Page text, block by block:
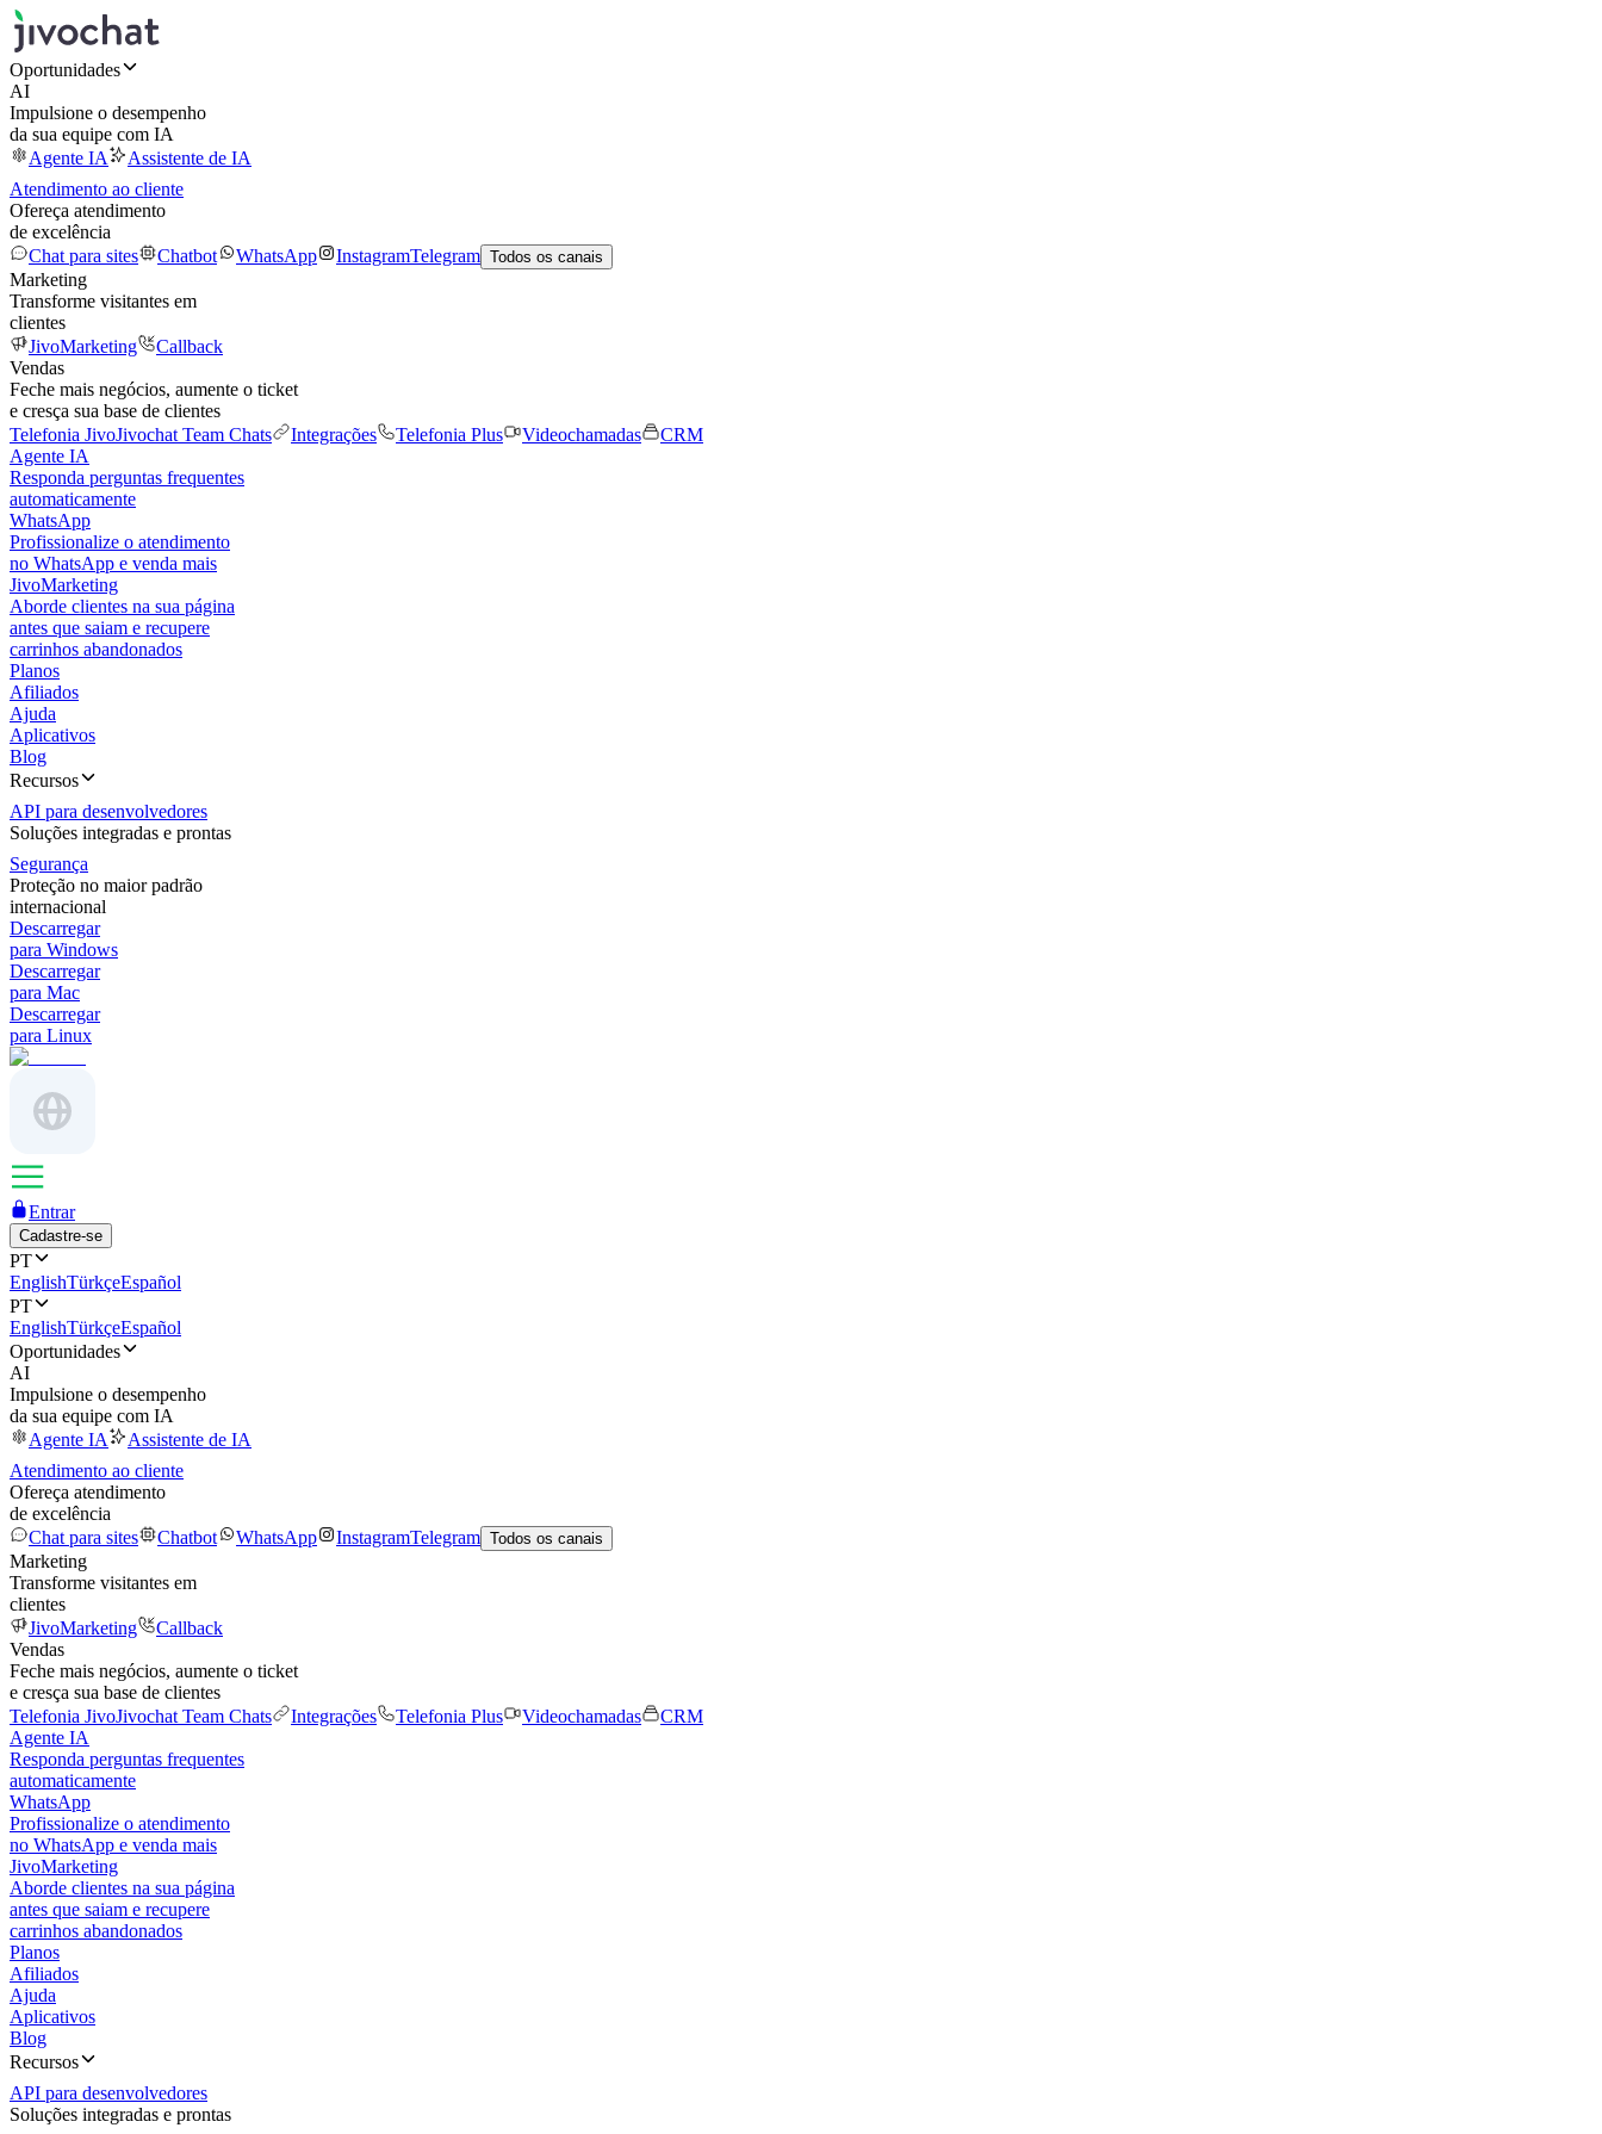
Oportunidades
AI
Impulsione o desempenho
da sua equipe com IA
Agente IA
Assistente de IA
Atendimento ao cliente
Ofereça atendimento
de excelência
Chat para sites
Chatbot WhatsApp InstagramTelegram Todos os canais
Marketing
Transforme visitantes em
clientes
JivoMarketing
Callback
Vendas
Feche mais negócios, aumente o ticket
e cresça sua base de clientes
Telefonia JivoJivochat Team Chats Integrações Telefonia Plus Videochamadas
CRM
Agente IA
Responda perguntas frequentes
automaticamente
WhatsApp
Profissionalize o atendimento
no WhatsApp e venda mais
JivoMarketing
Aborde clientes na sua página
antes que saiam e recupere
carrinhos abandonados
Planos
Afiliados
Ajuda
Aplicativos
Blog
Recursos
API para desenvolvedores
Soluções integradas e prontas
Segurança
Proteção no maior padrão
internacional
Descarregar
para Windows
Descarregar
para Mac
Descarregar
para Linux
Entrar
Cadastre-se
PT
EnglishTürkçeEspañol
PT
EnglishTürkçeEspañol
Oportunidades
AI
Impulsione o desempenho
da sua equipe com IA
Agente IA
Assistente de IA
Atendimento ao cliente
Ofereça atendimento
de excelência
Chat para sites
Chatbot WhatsApp InstagramTelegram Todos os canais
Marketing
Transforme visitantes em
clientes
JivoMarketing
Callback
Vendas
Feche mais negócios, aumente o ticket
e cresça sua base de clientes
Telefonia JivoJivochat Team Chats Integrações Telefonia Plus Videochamadas
CRM
Agente IA
Responda perguntas frequentes
automaticamente
WhatsApp
Profissionalize o atendimento
no WhatsApp e venda mais
JivoMarketing
Aborde clientes na sua página
antes que saiam e recupere
carrinhos abandonados
Planos
Afiliados
Ajuda
Aplicativos
Blog
Recursos
API para desenvolvedores
Soluções integradas e prontas